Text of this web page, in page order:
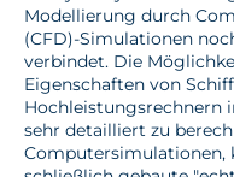
Modellierung durch
(CFD)-Simulationen
verbindet. Die
Eigenschaften von
Hochleistungsrechnern
sehr detailliert zu
Computersimulationen,